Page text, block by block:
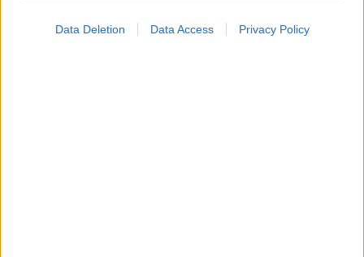
Data Deletion Data Access Privacy Policy
2024. szeptember 02. 21:04
Küldés Küldés Messengeren